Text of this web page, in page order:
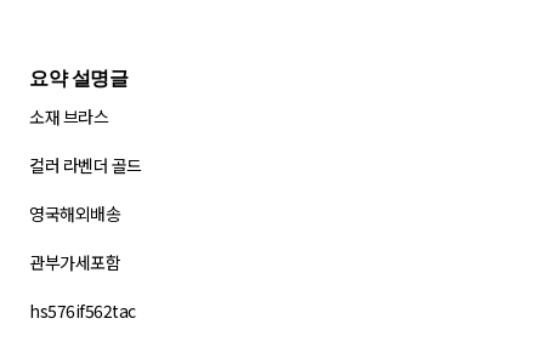
요약 설명글
소재 브라스
컬러 라벤더 골드
영국해외배송
관부가세포함
hs576if562tac